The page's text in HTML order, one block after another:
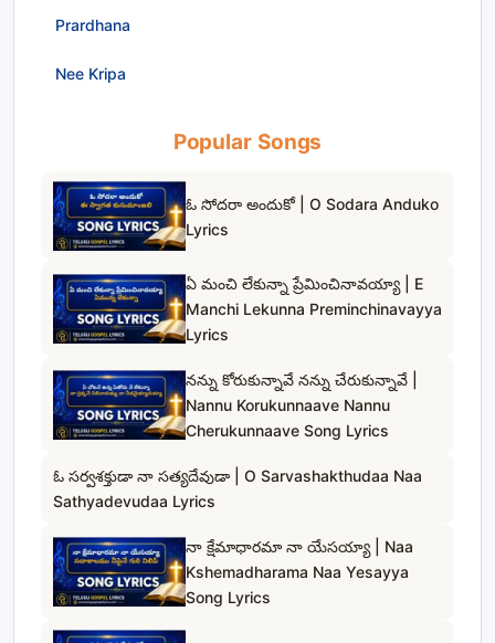
Prardhana
Nee Kripa
Popular Songs
ఓ సోదరా అందుకో | O Sodara Anduko
Lyrics
ఏ మంచి లేకున్నా ప్రేమించినావయ్యా | E
Manchi Lekunna Preminchinavayya
Lyrics
నన్ను కోరుకున్నావే నన్ను చేరుకున్నావే |
Nannu Korukunnaave Nannu
Cherukunnaave Song Lyrics
ఓ సర్వశక్తుడా నా సత్యదేవుడా | O Sarvashakthudaa Naa
Sathyadevudaa Lyrics
నా క్షేమాధారమా నా యేసయ్యా | Naa
Kshemadharama Naa Yesayya
Song Lyrics